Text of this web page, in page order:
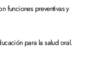
funciones preventivas y
para la salud oral.